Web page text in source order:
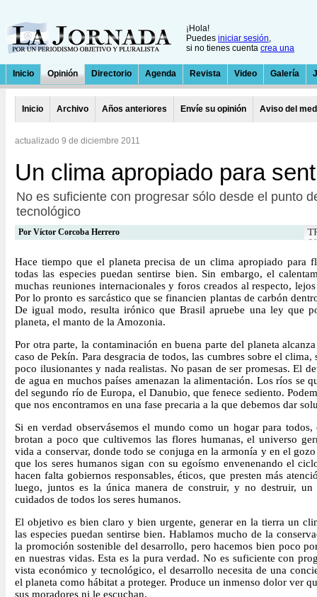
¡Hola!
Puedes iniciar sesión,
si no tienes cuenta crea una
Inicio Opinión Directorio Agenda Revista Video Galería
Inicio Archivo Años anteriores Envíe su opinión Aviso del
actualizado 9 de diciembre 2011
Un clima apropiado para
No es suficiente con progresar sólo desde el punto
tecnológico
Por Víctor Corcoba Herrero
Hace tiempo que el planeta precisa de un clima apropiado para
todas las especies puedan sentirse bien. Sin embargo, el
muchas reuniones internacionales y foros creados al respecto,
Por lo pronto es sarcástico que se financien plantas de carbón
De igual modo, resulta irónico que Brasil apruebe una ley que
planeta, el manto de la Amozonia.
Por otra parte, la contaminación en buena parte del planeta
caso de Pekín. Para desgracia de todos, las cumbres sobre el
poco ilusionantes y nada realistas. No pasan de ser promesas. El
de agua en muchos países amenazan la alimentación. Los ríos se
del segundo río de Europa, el Danubio, que fenece sediento.
que nos encontramos en una fase precaria a la que debemos dar
Si en verdad observásemos el mundo como un hogar para
brotan a poco que cultivemos las flores humanas, el universo
vida a conservar, donde todo se conjuga en la armonía y en el
que los seres humanos sigan con su egoísmo envenenando el
hacen falta gobiernos responsables, éticos, que presten más
luego, juntos es la única manera de construir, y no destruir, un
cuidados de todos los seres humanos.
El objetivo es bien claro y bien urgente, generar en la tierra un
las especies puedan sentirse bien. Hablamos mucho de la
la promoción sostenible del desarrollo, pero hacemos bien poco
en nuestras vidas. Esta es la pura verdad. No es suficiente con
vista económico y tecnológico, el desarrollo necesita de una
el planeta como hábitat a proteger. Produce un inmenso dolor ver
sus moradores ni le escuchan.